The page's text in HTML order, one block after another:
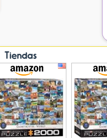
Tiendas